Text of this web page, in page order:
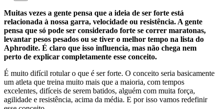
Muitas vezes a gente pensa que a ideia de ser forte está
relacionada à nossa garra, velocidade ou resistência. A gente
pensa que só pode ser considerado forte se correr maratonas,
levantar pesos pesados ou se tiver o melhor tempo na lista do
Aphrodite. É claro que isso influencia, mas não chega nem
perto de explicar completamente esse conceito.
É muito difícil rotular o que é ser forte. O conceito seria basicamente
um atleta que treina muito mais que a maioria, com tempos
excelentes, difíceis de serem batidos, alguém com muita força,
agilidade e resistência, acima da média. E por isso vamos redefinir